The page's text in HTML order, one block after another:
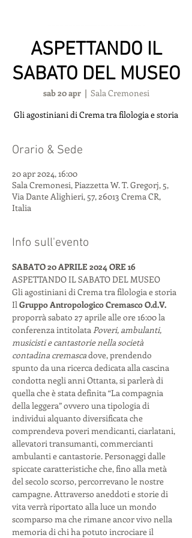
ASPETTANDO IL
SABATO DEL MUSEO
sab 20 apr
  |
Sala Cremonesi
Gli agostiniani di Crema tra filologia e storia
Orario & Sede
20 apr 2024, 16:00
Sala Cremonesi, Piazzetta W. T. Gregorj, 5,
Via Dante Alighieri, 57, 26013 Crema CR,
Italia
Info sull'evento
SABATO 20 APRILE 2024 ORE 16
ASPETTANDO IL SABATO DEL MUSEO
Gli agostiniani di Crema tra filologia e storia
Il Gruppo Antropologico Cremasco O.d.V.
proporrà sabato 27 aprile alle ore 16:00 la
conferenza intitolata Poveri, ambulanti,
musicisti e cantastorie nella società
contadina cremasca dove, prendendo
spunto da una ricerca dedicata alla cascina
condotta negli anni Ottanta, si parlerà di
quella che è stata definita “La compagnia
della leggera” ovvero una tipologia di
individui alquanto diversificata che
comprendeva poveri mendicanti, ciarlatani,
allevatori transumanti, commercianti
ambulanti e cantastorie. Personaggi dalle
spiccate caratteristiche che, fino alla metà
del secolo scorso, percorrevano le nostre
campagne. Attraverso aneddoti e storie di
vita verrà riportato alla luce un mondo
scomparso ma che rimane ancor vivo nella
memoria di chi ha potuto incrociare il